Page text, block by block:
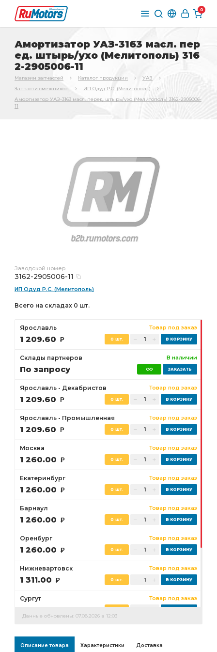
0
Амортизатор УАЗ-3163 масл. пер
ед. штырь/ухо (Мелитополь) 316
2-2905006-11
Магазин запчастей Каталог продукции
УАЗ
Запчасти смежников
ИП Одуд Р.С. (Мелитополь)
Амортизатор УАЗ-3163 масл. перед. штырь/ухо (Мелитополь) 3162-2905006-
11
Заводской номер
3162-2905006-11
ИП Одуд Р.С. (Мелитополь)
Всего на складах 0 шт.
Ярославль Товар под заказ
1 209.60 Р 0 шт.
Склады партнеров В наличии
По запросу
Ярославль - Декабристов Товар под заказ
1 209.60 Р 0 шт.
Ярославль - Промышленная Товар под заказ
1 209.60 Р 0 шт.
Москва Товар под заказ
1 260.00 Р 0 шт.
Екатеринбург Товар под заказ
1 260.00 Р 0 шт.
Барнаул Товар под заказ
1 260.00 Р 0 шт.
Оренбург Товар под заказ
1 260.00 Р 0 шт.
Нижневартовск Товар под заказ
1 311.00 Р 0 шт.
Сургут Товар под заказ
Данные обновлены: 07.08.2026 в 12:03
Описание товара Характеристики Доставка